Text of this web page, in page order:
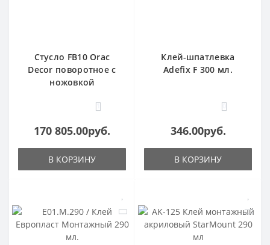
Стусло FB10 Orac
Decor поворотное с
ножовкой
1
170 805.00руб.
В КОРЗИНУ
Клей-шпатлевка
Adefix F 300 мл.
0
346.00руб.
В КОРЗИНУ